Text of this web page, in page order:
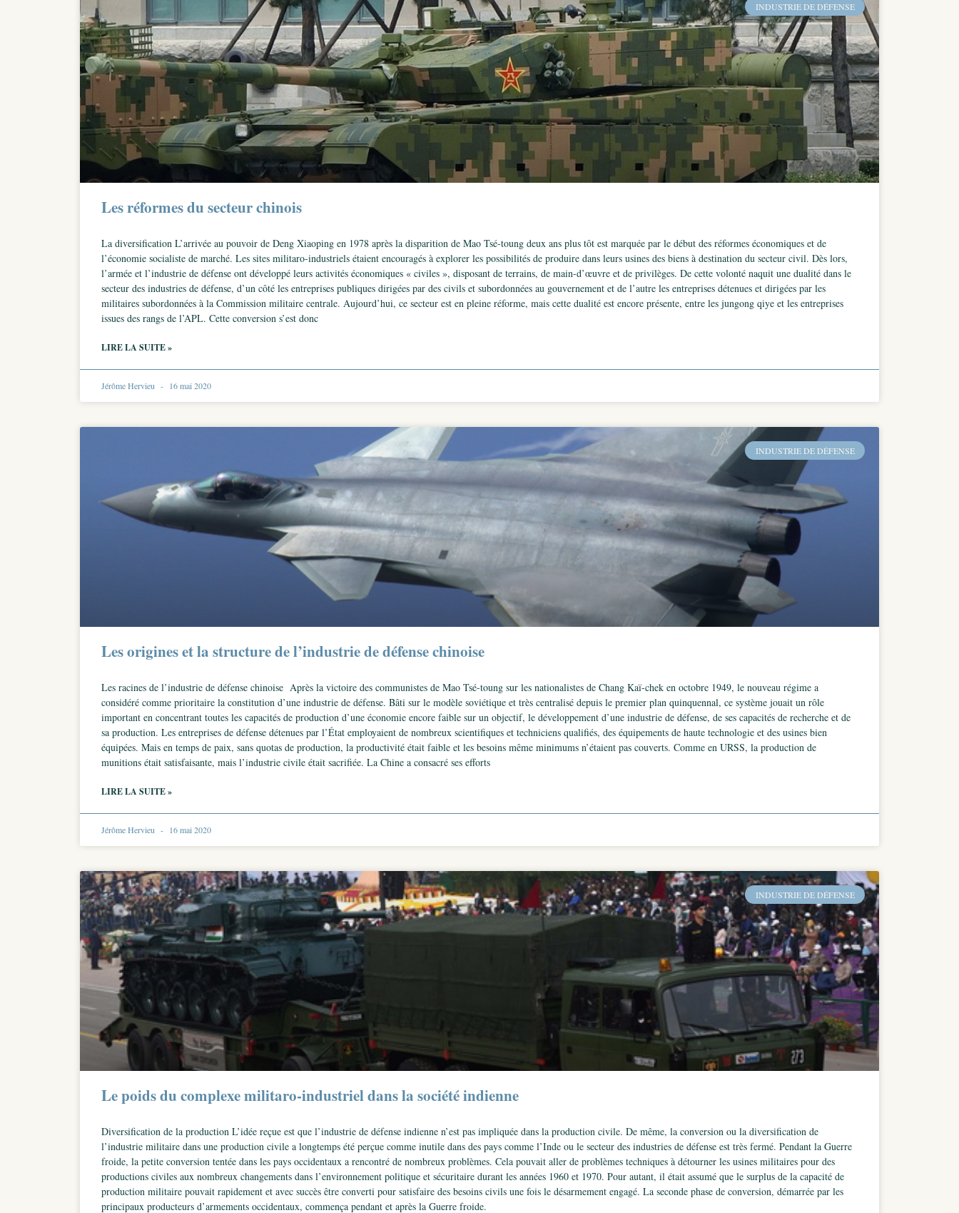
INDUSTRIE DE DÉFENSE
Les réformes du secteur chinois
La diversification L’arrivée au pouvoir de Deng Xiaoping en 1978 après la disparition de Mao Tsé-toung deux ans plus tôt est marquée par le début des réformes économiques et de
l’économie socialiste de marché. Les sites militaro-industriels étaient encouragés à explorer les possibilités de produire dans leurs usines des biens à destination du secteur civil. Dès lors,
l’armée et l’industrie de défense ont développé leurs activités économiques « civiles », disposant de terrains, de main-d’œuvre et de privilèges. De cette volonté naquit une dualité dans le
secteur des industries de défense, d’un côté les entreprises publiques dirigées par des civils et subordonnées au gouvernement et de l’autre les entreprises détenues et dirigées par les
militaires subordonnées à la Commission militaire centrale. Aujourd’hui, ce secteur est en pleine réforme, mais cette dualité est encore présente, entre les jungong qiye et les entreprises
issues des rangs de l’APL. Cette conversion s’est donc
LIRE LA SUITE »
Jérôme Hervieu 16 mai 2020
INDUSTRIE DE DÉFENSE
Les origines et la structure de l’industrie de défense chinoise
Les racines de l’industrie de défense chinoise Après la victoire des communistes de Mao Tsé-toung sur les nationalistes de Chang Kaï-chek en octobre 1949, le nouveau régime a
considéré comme prioritaire la constitution d’une industrie de défense. Bâti sur le modèle soviétique et très centralisé depuis le premier plan quinquennal, ce système jouait un rôle
important en concentrant toutes les capacités de production d’une économie encore faible sur un objectif, le développement d’une industrie de défense, de ses capacités de recherche et de
sa production. Les entreprises de défense détenues par l’État employaient de nombreux scientifiques et techniciens qualifiés, des équipements de haute technologie et des usines bien
équipées. Mais en temps de paix, sans quotas de production, la productivité était faible et les besoins même minimums n’étaient pas couverts. Comme en URSS, la production de
munitions était satisfaisante, mais l’industrie civile était sacrifiée. La Chine a consacré ses efforts
LIRE LA SUITE »
Jérôme Hervieu 16 mai 2020
INDUSTRIE DE DÉFENSE
Le poids du complexe militaro-industriel dans la société indienne
Diversification de la production L’idée reçue est que l’industrie de défense indienne n’est pas impliquée dans la production civile. De même, la conversion ou la diversification de
l’industrie militaire dans une production civile a longtemps été perçue comme inutile dans des pays comme l’Inde ou le secteur des industries de défense est très fermé. Pendant la Guerre
froide, la petite conversion tentée dans les pays occidentaux a rencontré de nombreux problèmes. Cela pouvait aller de problèmes techniques à détourner les usines militaires pour des
productions civiles aux nombreux changements dans l’environnement politique et sécuritaire durant les années 1960 et 1970. Pour autant, il était assumé que le surplus de la capacité de
production militaire pouvait rapidement et avec succès être converti pour satisfaire des besoins civils une fois le désarmement engagé. La seconde phase de conversion, démarrée par les
principaux producteurs d’armements occidentaux, commença pendant et après la Guerre froide.